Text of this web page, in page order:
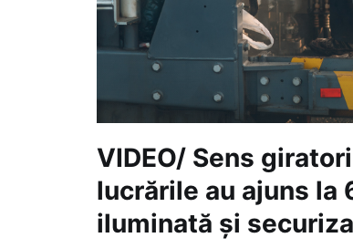
VIDEO/ Sens
lucrările au ajuns la
iluminată și